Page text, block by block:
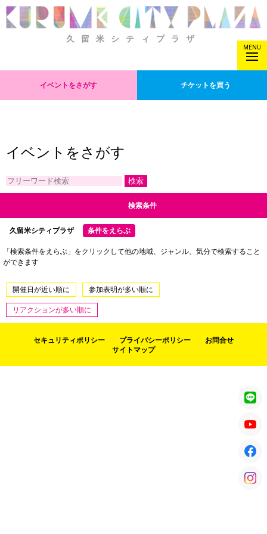
久留米シティプラザ
MENU
イベントをさがす チケットを買う
イベントをさがす
検索条件
久留米シティプラザ 条件をえらぶ
「検索条件をえらぶ」をクリックして他の地域、ジャンル、気分で検索すること
ができます
開催日が近い順に 参加表明が多い順に
リアクションが多い順に
セキュリティポリシー プライバシーポリシー
お問合せ
サイトマップ